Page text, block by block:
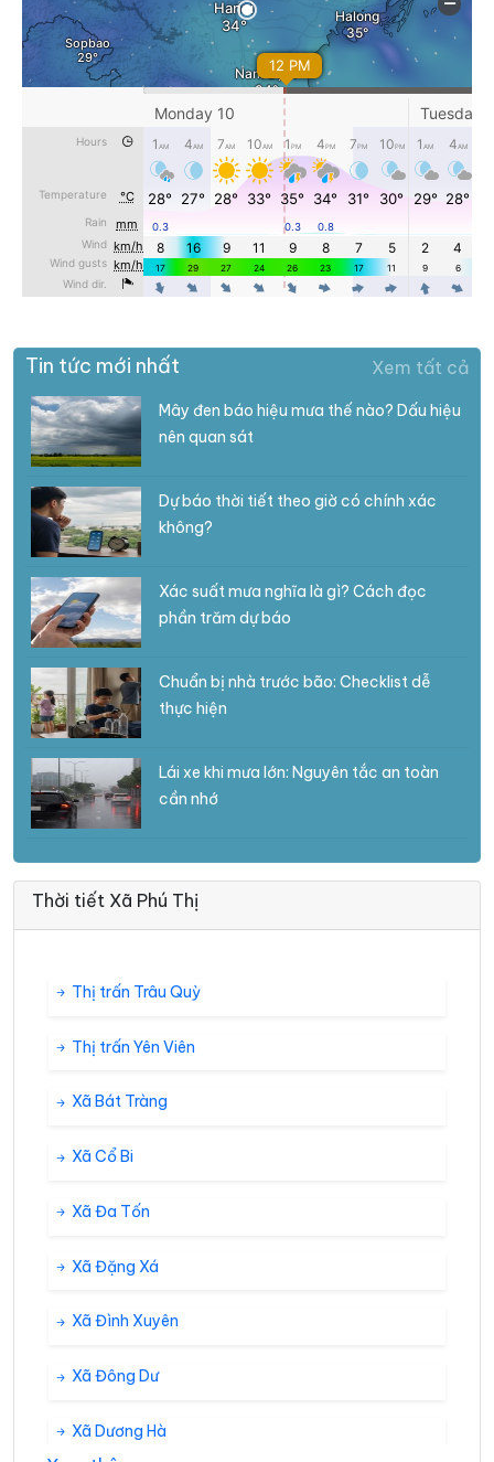
Tin tức mới nhất Xem tất cả
Mây đen báo hiệu mưa thế nào? Dấu hiệu
nên quan sát
Dự báo thời tiết theo giờ có chính xác
không?
Xác suất mưa nghĩa là gì? Cách đọc
phần trăm dự báo
Chuẩn bị nhà trước bão: Checklist dễ
thực hiện
Lái xe khi mưa lớn: Nguyên tắc an toàn
cần nhớ
Thời tiết Xã Phú Thị
Thị trấn Trâu Quỳ
Thị trấn Yên Viên
Xã Bát Tràng
Xã Cổ Bi
Xã Đa Tốn
Xã Đặng Xá
Xã Đình Xuyên
Xã Đông Dư
Xã Dương Hà